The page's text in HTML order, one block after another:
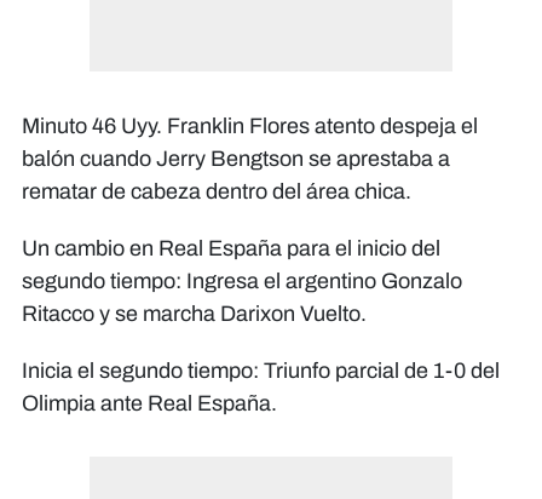
Minuto 46 Uyy. Franklin Flores atento despeja el
balón cuando Jerry Bengtson se aprestaba a
rematar de cabeza dentro del área chica.
Un cambio en Real España para el inicio del
segundo tiempo: Ingresa el argentino Gonzalo
Ritacco y se marcha Darixon Vuelto.
Inicia el segundo tiempo: Triunfo parcial de 1-0 del
Olimpia ante Real España.